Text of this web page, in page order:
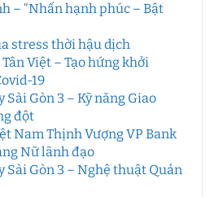
– “Nhấn hạnh phúc – Bật
stress thời hậu dịch
Việt – Tạo hứng khởi
19
Sài Gòn 3 – Kỹ năng Giao
đột
Nam Thịnh Vượng VP Bank
Nữ lãnh đạo
Sài Gòn 3 – Nghệ thuật Quản